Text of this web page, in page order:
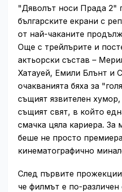
"Дяволът носи Прада 2"
българските екрани с
от най-чаканите
Още с трейлърите и
актьорски състав –
Хатауей, Емили Блънт и
очакванията бяха за
същият язвителен
същият свят, в който
смачка цяла кариера. За
беше не просто
кинематографично
След първите
че филмът е по-различен